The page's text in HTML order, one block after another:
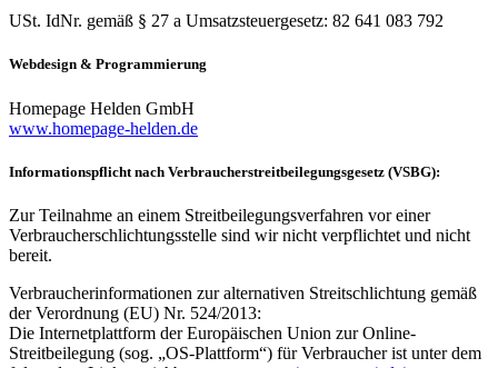
USt. IdNr. gemäß § 27 a Umsatzsteuergesetz: 82 641 083 792
Webdesign & Programmierung
Homepage Helden GmbH
www.homepage-helden.de
Informationspflicht nach Verbraucherstreitbeilegungsgesetz (VSBG):
Zur Teilnahme an einem Streitbeilegungsverfahren vor einer
Verbraucherschlichtungsstelle sind wir nicht verpflichtet und nicht
bereit.
Verbraucherinformationen zur alternativen Streitschlichtung gemäß
der Verordnung (EU) Nr. 524/2013:
Die Internetplattform der Europäischen Union zur Online-
Streitbeilegung (sog. „OS-Plattform“) für Verbraucher ist unter dem